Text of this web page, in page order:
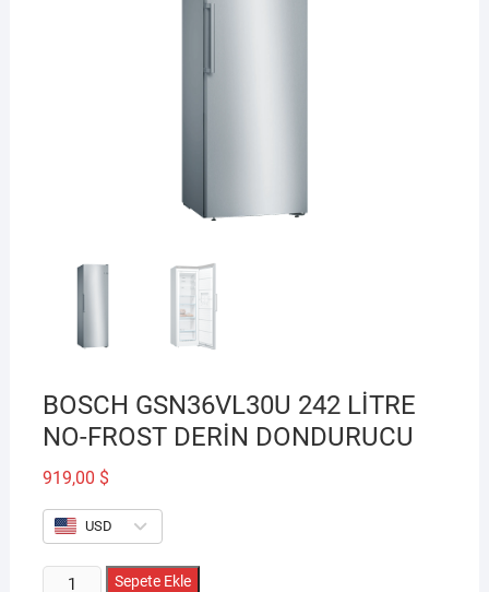
BOSCH GSN36VL30U 242 LİTRE
NO-FROST DERİN DONDURUCU
919,00 $
USD
BOSCH
Sepete Ekle